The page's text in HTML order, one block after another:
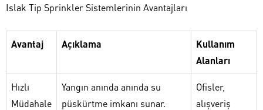
Islak Tip Sprinkler Sistemlerinin Avantajları
Avantaj Açıklama
Kullanım
Alanları
Hızlı
Müdahale
Yangın anında anında su
püskürtme imkanı sunar.
Ofisler,
alışveriş